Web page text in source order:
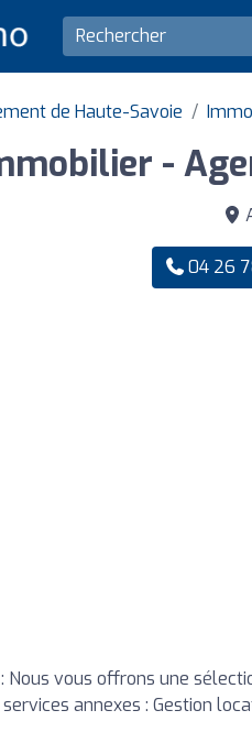
de Haute-Savoie
-
04 26
Nous vous offrons une
annexes : Gestion